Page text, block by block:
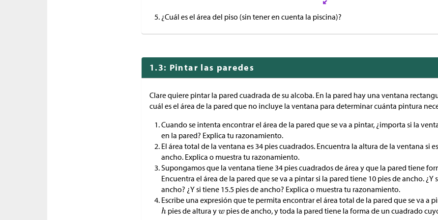
¿Cuál es el área del piso (sin tener en cuenta la piscina)?
1.3: Pintar las paredes
Clare quiere pintar la pared cuadrada de su alcoba. En la pared hay una ventana
cuál es el área de la pared que no incluye la ventana para determinar cuánta pintura
Cuando se intenta encontrar el área de la pared que se va a pintar, ¿importa si la
en la pared? Explica tu razonamiento.
El área total de la ventana es 34 pies cuadrados. Encuentra la altura de la ventana si
ancho. Explica o muestra tu razonamiento.
Supongamos que la ventana tiene 34 pies cuadrados de área y que la pared tiene
Encuentra el área de la pared que se va a pintar si la pared tiene 10 pies de ancho. ¿Y
ancho? ¿Y si tiene 15.5 pies de ancho? Explica o muestra tu razonamiento.
Escribe una expresión que te permita encontrar el área total de la pared que se va a
pies de altura y
pies de ancho, y toda la pared tiene la forma de un cuadrado